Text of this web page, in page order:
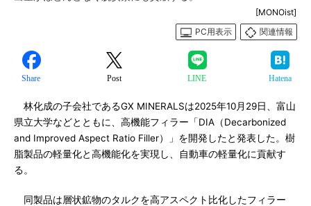
[MONOist]
PC用表示
関連情報
Share Post LINE Hatena
林化成の子会社であるGX MINERALSは2025年10月29日、富山
県立大学などとともに、高機能フィラー「DIA（Decarbonized
and Improved Aspect Ratio Filler）」を開発したと発表した。樹
脂製品の軽量化と高機能化を実現し、自動車の軽量化に貢献す
る。
同製品は層状鉱物のタルクを高アスペクト比化したフィラー